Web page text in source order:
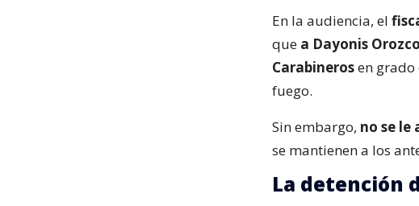
En la audiencia, el
que a Dayonis
Carabinerosen
fuego.
Sin embargo, no se
se mantienen a los
La detención